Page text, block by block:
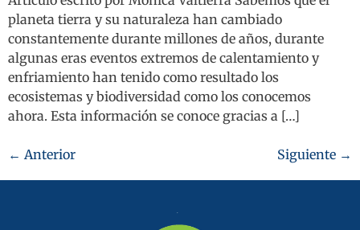
planeta tierra y su naturaleza han cambiado
constantemente durante millones de años, durante
algunas eras eventos extremos de calentamiento y
enfriamiento han tenido como resultado los
ecosistemas y biodiversidad como los conocemos
ahora. Esta información se conoce gracias a […]
← Anterior Siguiente →